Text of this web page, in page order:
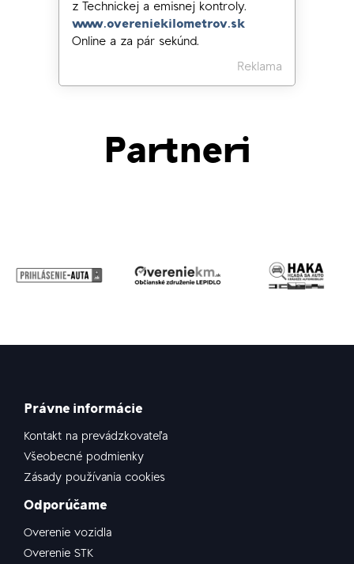
z Technickej a emisnej kontroly.
www.overeniekilometrov.sk
Online a za pár sekúnd.
Reklama
Partneri
Právne informácie
Kontakt na prevádzkovateľa
Všeobecné podmienky
Zásady používania cookies
Odporúčame
Overenie vozidla
Overenie STK